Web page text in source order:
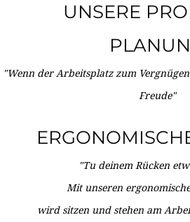
UNSERE
"Wenn der Arbeitsplatz zum
Freude"
"Tu deinem Rücken
Mit unseren
wird sitzen und stehen am